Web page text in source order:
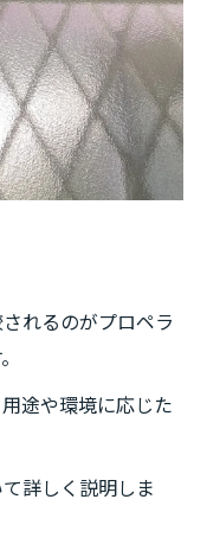
れるのがプロペラ
途や環境に応じた
詳しく説明しま